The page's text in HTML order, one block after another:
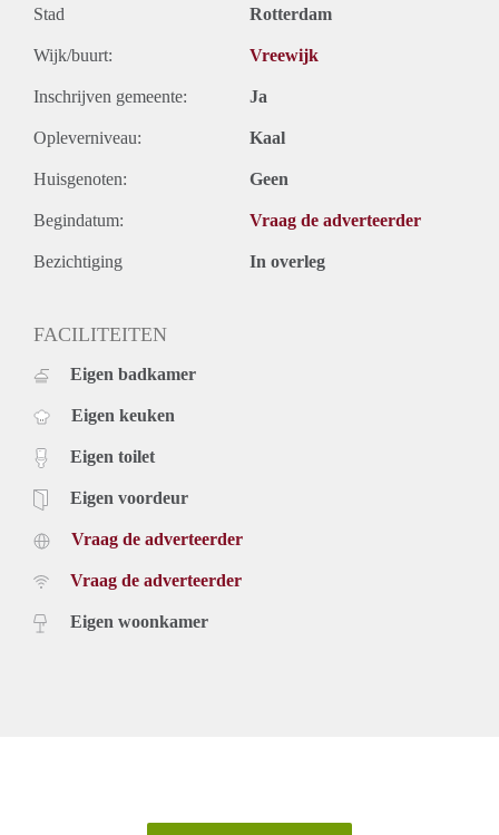
Stad Rotterdam
Wijk/buurt: Vreewijk
Inschrijven gemeente: Ja
Opleverniveau: Kaal
Huisgenoten: Geen
Begindatum: Vraag de adverteerder
Bezichtiging In overleg
FACILITEITEN
Eigen badkamer
Eigen keuken
Eigen toilet
Eigen voordeur
Vraag de adverteerder
Vraag de adverteerder
Eigen woonkamer